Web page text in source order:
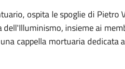
ospita le spoglie di Pietro
insieme ai
cappella mortuaria dedicata